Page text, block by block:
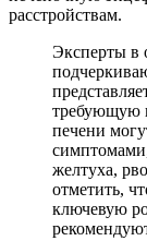
расстройствам.
Эксперты в
требующую
печени
желтуха,
отметить,
ключевую